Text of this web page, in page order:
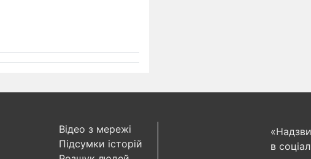
Відео з мережі
Підсумки історій
в